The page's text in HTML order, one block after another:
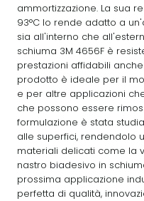
ammortizzazione. La sua
93°C lo rende adatto a
sia all'interno che
schiuma 3M 4656F è
prestazioni affidabili
prodotto è ideale per il
e per altre applicazioni
che possono essere
formulazione è stata
alle superfici, rendendolo
materiali delicati come la
nastro biadesivo in
prossima applicazione
perfetta di qualità,